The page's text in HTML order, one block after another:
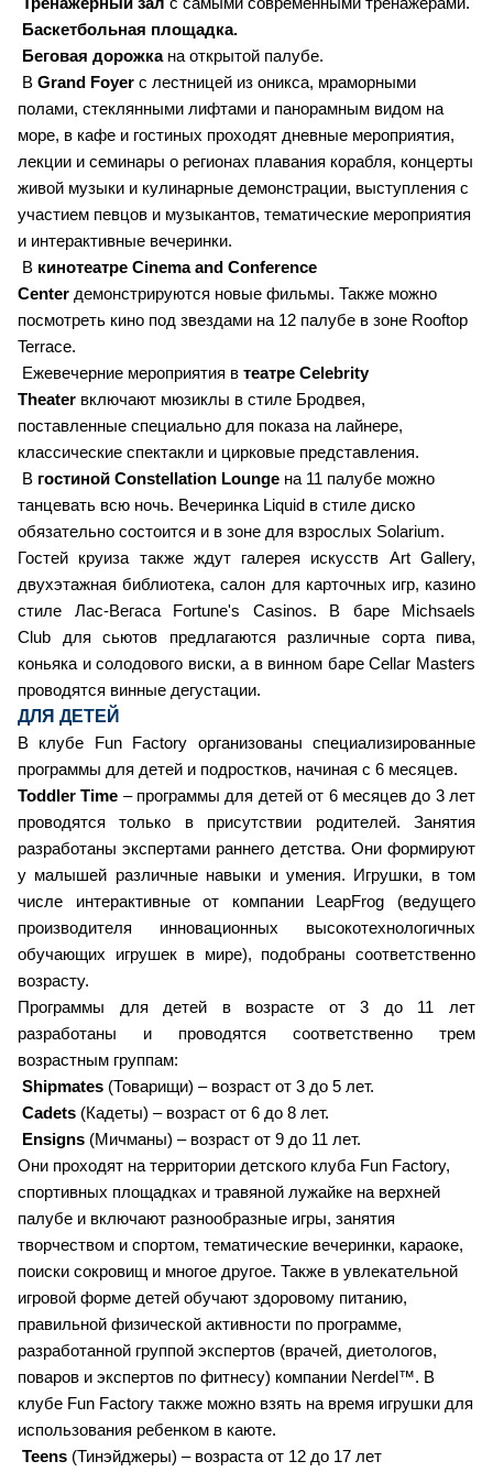
Баскетбольная площадка.
Беговая дорожкана открытой палубе.
В Grand Foyer с лестницей из оникса, мраморными
полами, стеклянными лифтами и панорамным видом на
море, в кафе и гостиных проходят дневные мероприятия,
лекции и семинары о регионах плавания корабля, концерты
живой музыки и кулинарные демонстрации, выступления с
участием певцов и музыкантов, тематические мероприятия
и интерактивные вечеринки.
В кинотеатре Cinema and Conference
Center демонстрируются новые фильмы. Также можно
посмотреть кино под звездами на 12 палубе в зоне Rooftop
Terrace.
Ежевечерние мероприятия в театре Celebrity
Theater включают мюзиклы в стиле Бродвея,
поставленные специально для показа на лайнере,
классические спектакли и цирковые представления.
В гостиной Constellation Lounge на 11 палубе можно
танцевать всю ночь. Вечеринка Liquid в стиле диско
обязательно состоится и в зоне для взрослых Solarium.
Гостей круиза также ждут галерея искусств Art Gallery,
двухэтажная библиотека, салон для карточных игр, казино
стиле Лас-Вегаса Fortune's Casinos. В баре Michsaels
Club для сьютов предлагаются различные сорта пива,
коньяка и солодового виски, а в винном баре Cellar Masters
проводятся винные дегустации.
ДЛЯ ДЕТЕЙ
В клубе Fun Factory организованы специализированные
программы для детей и подростков, начиная с 6 месяцев.
Toddler Time – программы для детей от 6 месяцев до 3 лет
проводятся только в присутствии родителей. Занятия
разработаны экспертами раннего детства. Они формируют
у малышей различные навыки и умения. Игрушки, в том
числе интерактивные от компании LeapFrog (ведущего
производителя инновационных высокотехнологичных
обучающих игрушек в мире), подобраны соответственно
возрасту.
Программы для детей в возрасте от 3 до 11 лет
разработаны и проводятся соответственно трем
возрастным группам:
Shipmates (Товарищи) – возраст от 3 до 5 лет.
Cadets (Кадеты) – возраст от 6 до 8 лет.
Ensigns (Мичманы) – возраст от 9 до 11 лет.
Они проходят на территории детского клуба Fun Factory,
спортивных площадках и травяной лужайке на верхней
палубе и включают разнообразные игры, занятия
творчеством и спортом, тематические вечеринки, караоке,
поиски сокровищ и многое другое. Также в увлекательной
игровой форме детей обучают здоровому питанию,
правильной физической активности по программе,
разработанной группой экспертов (врачей, диетологов,
поваров и экспертов по фитнесу) компании Nerdel™. В
клубе Fun Factory также можно взять на время игрушки для
использования ребенком в каюте.
Teens (Тинэйджеры) – возраста от 12 до 17 лет